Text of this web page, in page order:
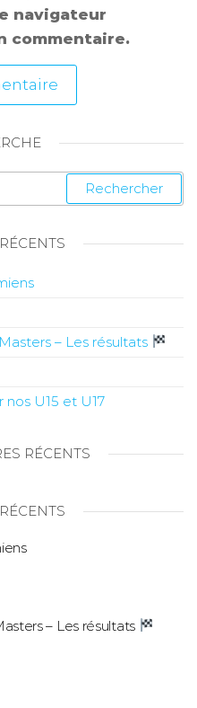
navigateur
commentaire.
– Les résultats
U15 et U17
RÉCENTS
– Les résultats